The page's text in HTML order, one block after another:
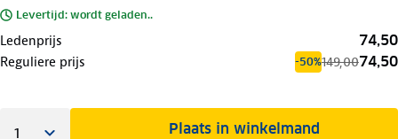
Levertijd: wordt geladen..
Ledenprijs 74,50
Reguliere prijs -50%149,0074,50
Plaats in winkelmand